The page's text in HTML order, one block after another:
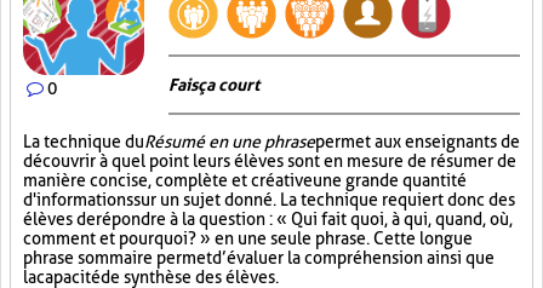
0 Fais ça court
La technique duRésumé en une phrasepermet aux enseignants de
découvrir à quel point leurs élèves sont en mesure de résumer de
manière concise, complète et créative une grande quantité
d'informations sur un sujet donné. La technique requiert donc des
élèves de répondre à la question : « Qui fait quoi, à qui, quand, où,
comment et pourquoi? » en une seule phrase. Cette longue
phrase sommaire permet d’évaluer la compréhension ainsi que
la capacité de synthèse des élèves.